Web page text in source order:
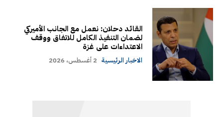
القائد دحلان: نعمل مع الجانب الأميركي
لضمان التنفيذ الكامل للاتفاق ووقف
الاعتداءات على غزة
الاخبار الرئيسية 2 أغسطس، 2026